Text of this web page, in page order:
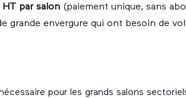
par salon (paiement unique, sans
grande envergure qui ont besoin de
pour les grands salons